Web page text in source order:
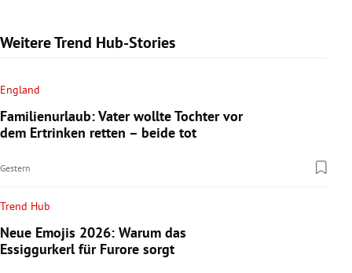
Weitere Trend Hub-Stories
England
Familienurlaub: Vater wollte Tochter vor
dem Ertrinken retten – beide tot
Gestern
Trend Hub
Neue Emojis 2026: Warum das
Essiggurkerl für Furore sorgt